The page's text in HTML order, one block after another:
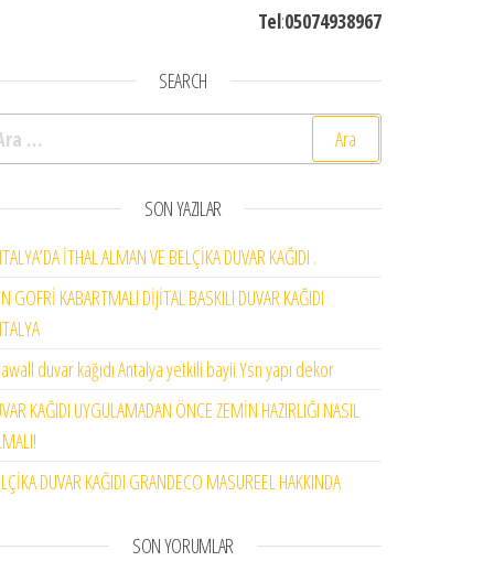
Tel:05074938967
SEARCH
SON YAZILAR
İTHAL ALMAN VE BELÇİKA DUVAR KAĞIDI .
GOFRİ KABARTMALI DİJİTAL BASKILI DUVAR KAĞIDI
duvar kağıdı Antalya yetkili bayii Ysn yapı dekor
KAĞIDI UYGULAMADAN ÖNCE ZEMİN HAZIRLIĞI NASIL
DUVAR KAĞIDI GRANDECO MASUREEL HAKKINDA
SON YORUMLAR